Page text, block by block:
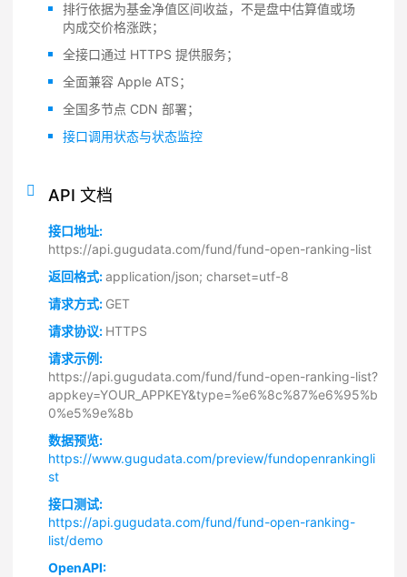
排行依据为基金净值区间收益，不是盘中估算值或场
内成交价格涨跌；
全接口通过 HTTPS 提供服务；
全面兼容 Apple ATS；
全国多节点 CDN 部署；
接口调用状态与状态监控
API 文档
接口地址:
https://api.gugudata.com/fund/fund-open-ranking-list
返回格式:application/json; charset=utf-8
请求方式: GET
请求协议: HTTPS
请求示例:
https://api.gugudata.com/fund/fund-open-ranking-list?
appkey=YOUR_APPKEY&type=%e6%8c%87%e6%95%b
0%e5%9e%8b
数据预览:
https://www.gugudata.com/preview/fundopenrankingli
st
接口测试:
https://api.gugudata.com/fund/fund-open-ranking-
list/demo
OpenAPI: